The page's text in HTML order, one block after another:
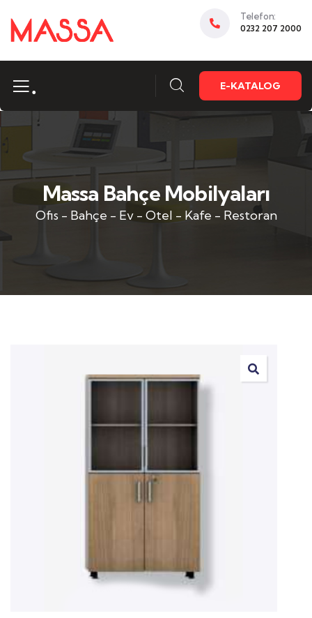
Telefon:
0232 207 2000
. E-KATALOG
Massa Bahçe Mobilyaları
Ofis - Bahçe - Ev - Otel - Kafe - Restoran